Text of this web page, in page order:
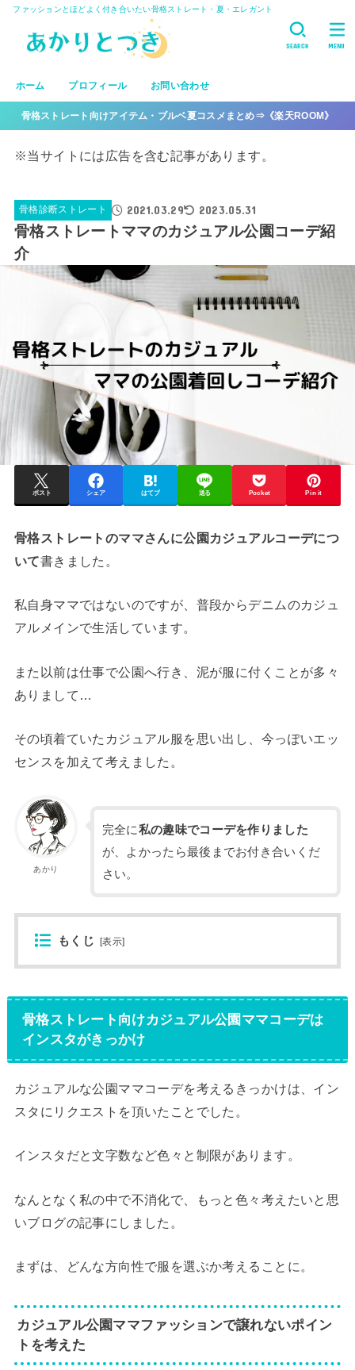
ファッションとほどよく付き合いたい骨格ストレート・夏・エレガント
ホーム プロフィール お問い合わせ
SEARCH MENU
骨格ストレート向けアイテム・ブルベ夏コスメまとめ⇒《楽天ROOM》
※当サイトには広告を含む記事があります。
骨格診断ストレート 2021.03.29 2023.05.31
骨格ストレートママのカジュアル公園コーデ紹
介
ポスト シェア はてブ 送る Pocket Pin it
骨格ストレートのママさんに公園カジュアルコーデにつ
いて書きました。
私自身ママではないのですが、普段からデニムのカジュ
アルメインで生活しています。
また以前は仕事で公園へ行き、泥が服に付くことが多々
ありまして…
その頃着ていたカジュアル服を思い出し、今っぽいエッ
センスを加えて考えました。
あかり
完全に私の趣味でコーデを作りました
が、よかったら最後までお付き合いくだ
さい。
もくじ [表示]
骨格ストレート向けカジュアル公園ママコーデは
インスタがきっかけ
カジュアルな公園ママコーデを考えるきっかけは、イン
スタにリクエストを頂いたことでした。
インスタだと文字数など色々と制限があります。
なんとなく私の中で不消化で、もっと色々考えたいと思
いブログの記事にしました。
まずは、どんな方向性で服を選ぶか考えることに。
カジュアル公園ママファッションで譲れないポイン
トを考えた